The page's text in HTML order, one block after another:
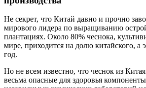
Не секрет, что Китай давно и прочно
мирового лидера по выращиванию
плантациях. Около 80% чеснока,
мире, приходится на долю китайского, а
год.
Но не всем известно, что чеснок из
весьма опасные для здоровья